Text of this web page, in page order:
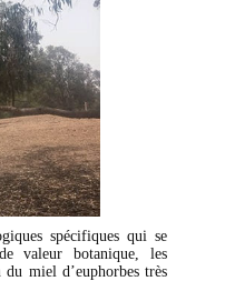
spécifiques qui se
valeur botanique, les
miel d’euphorbes très